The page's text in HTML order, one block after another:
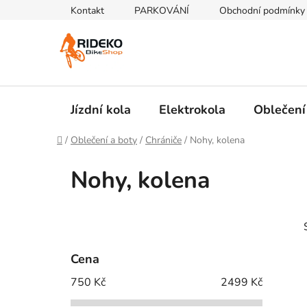
Kontakt PARKOVÁNÍ Obchodní podmínky
Jízdní kola Elektrokola
Domů
/ Oblečení a boty / Chrániče / Nohy, kolena
Nohy, kolena
Cena
750 Kč 2499 Kč